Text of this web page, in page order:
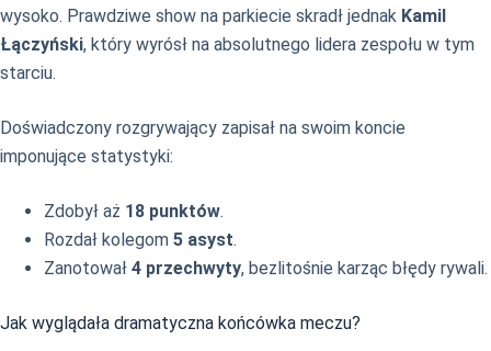
wysoko. Prawdziwe show na parkiecie skradł jednak Kamil
Łączyński, który wyrósł na absolutnego lidera zespołu w tym
starciu.
Doświadczony rozgrywający zapisał na swoim koncie
imponujące statystyki:
Zdobył aż 18 punktów.
Rozdał kolegom 5 asyst.
Zanotował 4 przechwyty, bezlitośnie karząc błędy rywali.
Jak wyglądała dramatyczna końcówka meczu?